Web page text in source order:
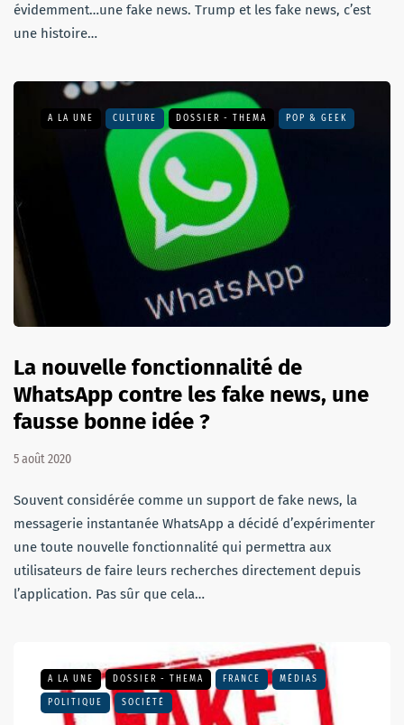
évidemment…une fake news. Trump et les fake news, c’est
une histoire…
A LA UNE CULTURE DOSSIER - THEMA POP & GEEK
La nouvelle fonctionnalité de
WhatsApp contre les fake news, une
fausse bonne idée ?
5 août 2020
Souvent considérée comme un support de fake news, la
messagerie instantanée WhatsApp a décidé d’expérimenter
une toute nouvelle fonctionnalité qui permettra aux
utilisateurs de faire leurs recherches directement depuis
l’application. Pas sûr que cela…
A LA UNE DOSSIER - THEMA FRANCE MÉDIAS
POLITIQUE SOCIÉTÉ